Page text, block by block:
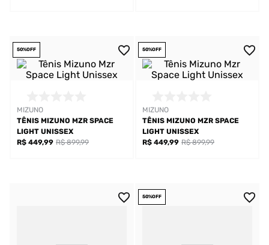
50%OFF
MIZUNO
TÊNIS MIZUNO MZR SPACE
LIGHT UNISSEX
R$ 449,99 R$ 899,99
50%OFF
MIZUNO
TÊNIS MIZUNO MZR SPACE
LIGHT UNISSEX
R$ 449,99 R$ 899,99
50%OFF